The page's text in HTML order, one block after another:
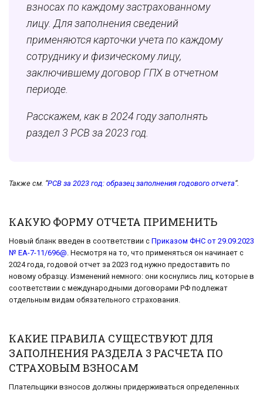
взносах по каждому застрахованному
лицу. Для заполнения сведений
применяются карточки учета по каждому
сотруднику и физическому лицу,
заключившему договор ГПХ в отчетном
периоде.
Расскажем, как в 2024 году заполнять
раздел 3 РСВ за 2023 год.
Также см. “РСВ за 2023 год: образец заполнения годового отчета“.
КАКУЮ ФОРМУ ОТЧЕТА ПРИМЕНИТЬ
Новый бланк введен в соответствии с Приказом ФНС от 29.09.2023
№ ЕА-7-11/696@. Несмотря на то, что применяться он начинает с
2024 года, годовой отчет за 2023 год нужно предоставить по
новому образцу. Изменений немного: они коснулись лиц, которые в
соответствии с международными договорами РФ подлежат
отдельным видам обязательного страхования.
КАКИЕ ПРАВИЛА СУЩЕСТВУЮТ ДЛЯ
ЗАПОЛНЕНИЯ РАЗДЕЛА 3 РАСЧЕТА ПО
СТРАХОВЫМ ВЗНОСАМ
Плательщики взносов должны придерживаться определенных